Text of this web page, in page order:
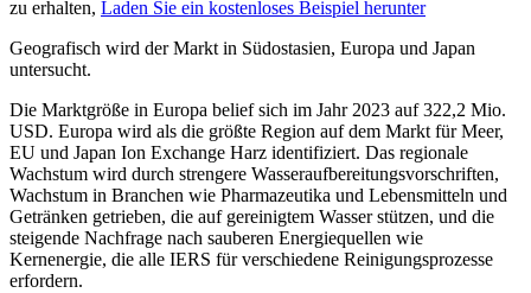
zu erhalten, Laden Sie ein kostenloses Beispiel herunter
Geografisch wird der Markt in Südostasien, Europa und Japan
untersucht.
Die Marktgröße in Europa belief sich im Jahr 2023 auf 322,2 Mio.
USD. Europa wird als die größte Region auf dem Markt für Meer,
EU und Japan Ion Exchange Harz identifiziert. Das regionale
Wachstum wird durch strengere Wasseraufbereitungsvorschriften,
Wachstum in Branchen wie Pharmazeutika und Lebensmitteln und
Getränken getrieben, die auf gereinigtem Wasser stützen, und die
steigende Nachfrage nach sauberen Energiequellen wie
Kernenergie, die alle IERS für verschiedene Reinigungsprozesse
erfordern.